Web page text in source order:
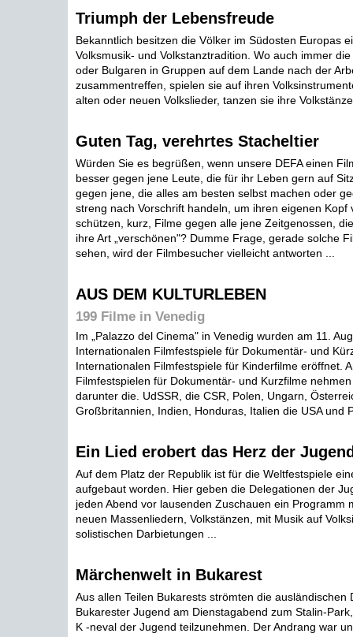
Triumph der Lebensfreude
Bekanntlich besitzen die Völker im Südosten Europas
Volksmusik- und Volkstanztradition. Wo auch immer
oder Bulgaren in Gruppen auf dem Lande nach der
zusammentreffen, spielen sie auf ihren
alten oder neuen Volkslieder, tanzen sie ihre
Guten Tag, verehrtes Stacheltier
Würden Sie es begrüßen, wenn unsere DEFA einen
besser gegen jene Leute, die für ihr Leben gern auf
gegen jene, die alles am besten selbst machen oder
streng nach Vorschrift handeln, um ihren eigenen Kopf
schützen, kurz, Filme gegen alle jene Zeitgenossen,
ihre Art „verschönen"? Dumme Frage, gerade solche
sehen, wird der Filmbesucher vielleicht antworten ...
AUS DEM KULTURLEBEN
199 Filme in Venedig
Im „Palazzo del Cinema" in Venedig wurden am 11.
Internationalen Filmfestspiele für Dokumentär- und
Internationalen Filmfestspiele für Kinderfilme eröffnet.
Filmfestspielen für Dokumentär- und Kurzfilme
darunter die. UdSSR, die CSR, Polen, Ungarn,
Großbritannien, Indien, Honduras, Italien die USA und
Ein Lied erobert das Herz der
Auf dem Platz der Republik ist für die Weltfestspiele
aufgebaut worden. Hier geben die Delegationen der
jeden Abend vor lausenden Zuschauen ein Programm
neuen Massenliedern, Volkstänzen, mit Musik auf
solistischen Darbietungen ...
Märchenwelt in Bukarest
Aus allen Teilen Bukarests strömten die ausländischen
Bukarester Jugend am Dienstagabend zum Stalin-
K -neval der Jugend teilzunehmen. Der Andrang war